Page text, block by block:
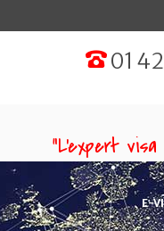
01
“L'expert
E-